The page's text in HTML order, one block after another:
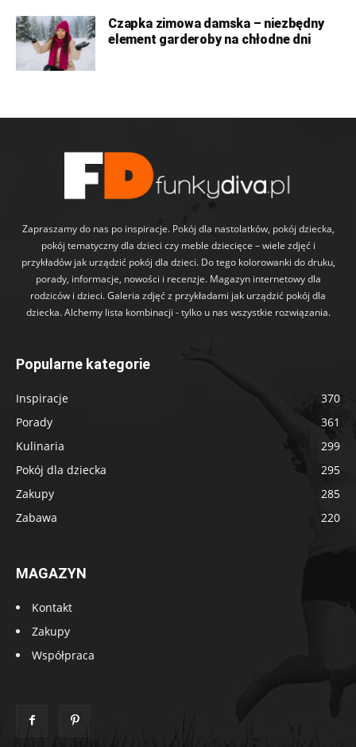
Czapka zimowa damska – niezbędny
element garderoby na chłodne dni
Zapraszamy do nas po inspiracje. Pokój dla nastolatków, pokój dziecka,
pokój tematyczny dla dzieci czy meble dziecięce – wiele zdjęć i
przykładów jak urządzić pokój dla dzieci. Do tego kolorowanki do druku,
porady, informacje, nowości i recenzje. Magazyn internetowy dla
rodziców i dzieci. Galeria zdjęć z przykładami jak urządzić pokój dla
dziecka. Alchemy lista kombinacji - tylko u nas wszystkie rozwiązania.
Popularne kategorie
Inspiracje
370
Porady
361
Kulinaria
299
Pokój dla dziecka
295
Zakupy
285
Zabawa
220
MAGAZYN
Kontakt
Zakupy
Współpraca